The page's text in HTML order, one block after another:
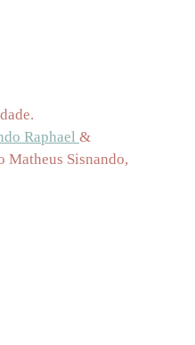
Raphael &
Matheus Sisnando,